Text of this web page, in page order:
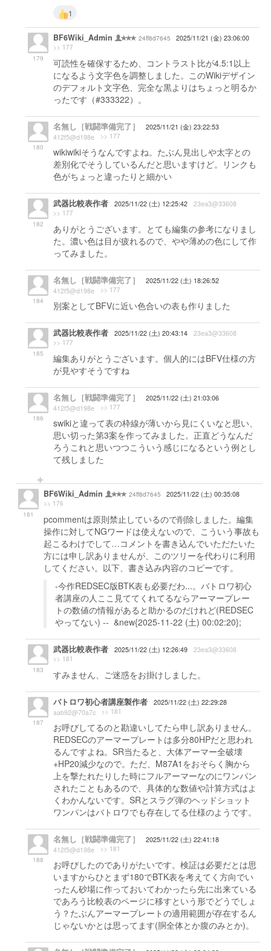
1
179
BF6Wiki_Admin 24ff8d7645 2025/11/21 (金) 23:06:00
>> 177
可読性を確保するため、コントラスト比が4.5:1以上
になるよう文字色を調整しました。このWikiデザイン
のデフォルト文字色、完全な黒よりはちょっと明るか
ったです（#333322）。
180
名無し［戦闘準備完了］
2025/11/21 (金) 23:22:53
412f5@d198e
>> 177
wikiwikiそうなんですよね。たぶん見出しや太字との
差別化でそうしているんだと思いますけど。リンクも
色がちょっと違ったりと細かい
182
武器比較表作者 2025/11/22 (土) 12:25:42 23ea3@33608
>> 177
ありがとうございます。とても編集の参考になりまし
た。濃い色は目が疲れるので、やや薄めの色にして作
ってみました。
184
名無し［戦闘準備完了］
2025/11/22 (土) 18:26:52
412f5@d198e
>> 177
別案としてBFVに近い色合いの表も作りました
185
武器比較表作者 2025/11/22 (土) 20:43:14 23ea3@33608
>> 177
編集ありがとうございます。個人的にはBFV仕様の方
が見やすそうですね
186
名無し［戦闘準備完了］
2025/11/22 (土) 21:03:06
412f5@d198e
>> 177
swikiと違って表の枠線が薄いから見にくいなと思い、
思い切った第3案を作ってみました。正直どうなんだ
ろうこれと思いつつこういう感じになるという例とし
て残しました
181
BF6Wiki_Admin 24ff8d7645 2025/11/22 (土) 00:35:08
>> 176
pcommentは原則禁止しているので削除しました。編集
操作に対してNGワードは使えないので、こういう事故も
起こるわけでして…コメントを書き込んでいただたいた
方には申し訳ありませんが、このツリーを代わりに利用
してください。以下、書き込み内容のコピーです。
-今作REDSEC版BTK表も必要だわ...。バトロワ初心
者講座の人ここ見ててくれてるならアーマープレー
トの数値の情報があると助かるのだけれど(REDSEC
やってない) -- &new{2025-11-22 (土) 00:02:20};
183
武器比較表作者 2025/11/22 (土) 12:26:49 23ea3@33608
>> 181
すみません、ご迷惑をお掛けしました。
187
バトロワ初心者講座製作者
2025/11/22 (土) 22:29:28
aab92@70a7c
>> 181
お呼びしてるのと勘違いしてたら申し訳ありません。
REDSECのアーマープレートは多分80HPだと思われ
るんですよね。SR当たると、大体アーマー全破壊
+HP20減少なので。ただ、M87A1をおそらく胸から
上を撃たれたりした時にフルアーマーなのにワンパン
されたこともあるので、具体的な数値や計算方式はよ
くわかんないです。SRとスラグ弾のヘッドショット
ワンパンはバトロワでも存在してる仕様のようです。
188
名無し［戦闘準備完了］
2025/11/22 (土) 22:41:18
412f5@d198e
>> 181
お呼びしたのでありがたいです。検証は必要だとは思
いますからひとまず180でBTK表を考えてく方向でい
ったん砂場に作っておいてわかったら先に出来ている
であろう比較表のページに移すという形でどうでしょ
う？たぶんアーマープレートの適用範囲が存在するん
じゃないかとは思ってます(胴全体とか腹のみとか)。